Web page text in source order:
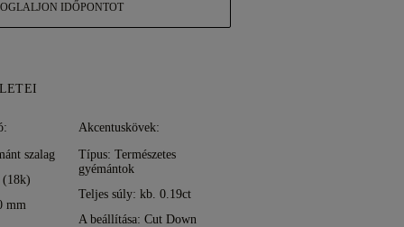
IDŐPONTOT
szalag
(18k)
mm
Akcentuskövek:
Típus: Természetes
gyémántok
Teljes súly: kb. 0.19ct
A beállítása: Cut Down